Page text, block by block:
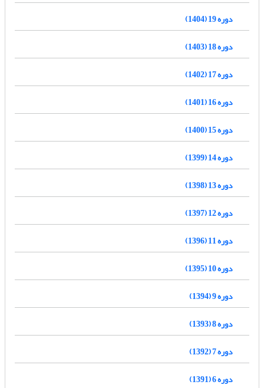
دوره 19 (1404)
دوره 18 (1403)
دوره 17 (1402)
دوره 16 (1401)
دوره 15 (1400)
دوره 14 (1399)
دوره 13 (1398)
دوره 12 (1397)
دوره 11 (1396)
دوره 10 (1395)
دوره 9 (1394)
دوره 8 (1393)
دوره 7 (1392)
دوره 6 (1391)